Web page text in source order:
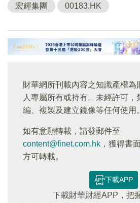
宏輝集團 00183.HK
財華網所刊載內容之知識產權為
人專屬所有或持有。未經許可
編、複製及建立鏡像等任何使用。
如有意願轉載，請發郵件至
content@finet.com.hk ，獲得書
方可轉載。
下載APP
下載財華財經APP，把